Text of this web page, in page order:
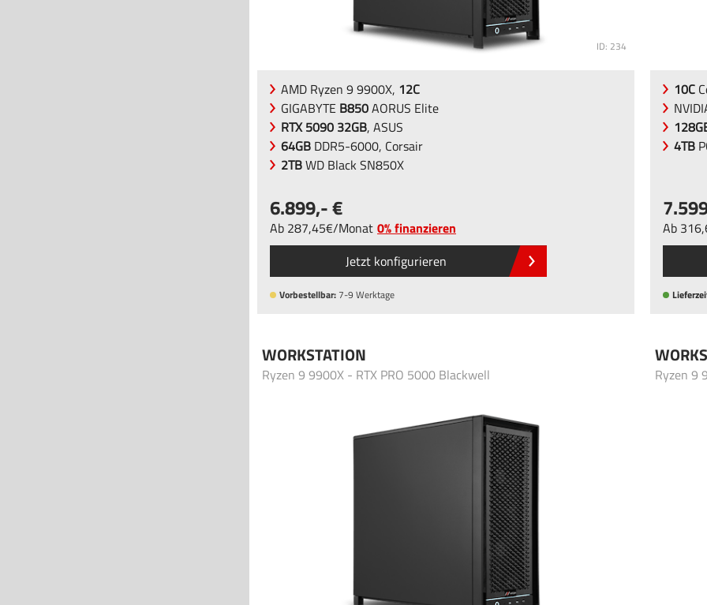
ID: 234
AMD Ryzen 9 9900X, 12C
GIGABYTE B850AORUS Elite
RTX 5090 32GB, ASUS
64GB DDR5-6000, Corsair
2TBWD Black SN850X
6.899,-
Ab 287,45 /Monat 0% finanzieren
Jetzt konfigurieren
Vorbestellbar: 7-9 Werktage
10C
4TB
Ab 316
WORKSTATION
Ryzen 9 9900X - RTX PRO 5000 Blackwell Ryzen 9